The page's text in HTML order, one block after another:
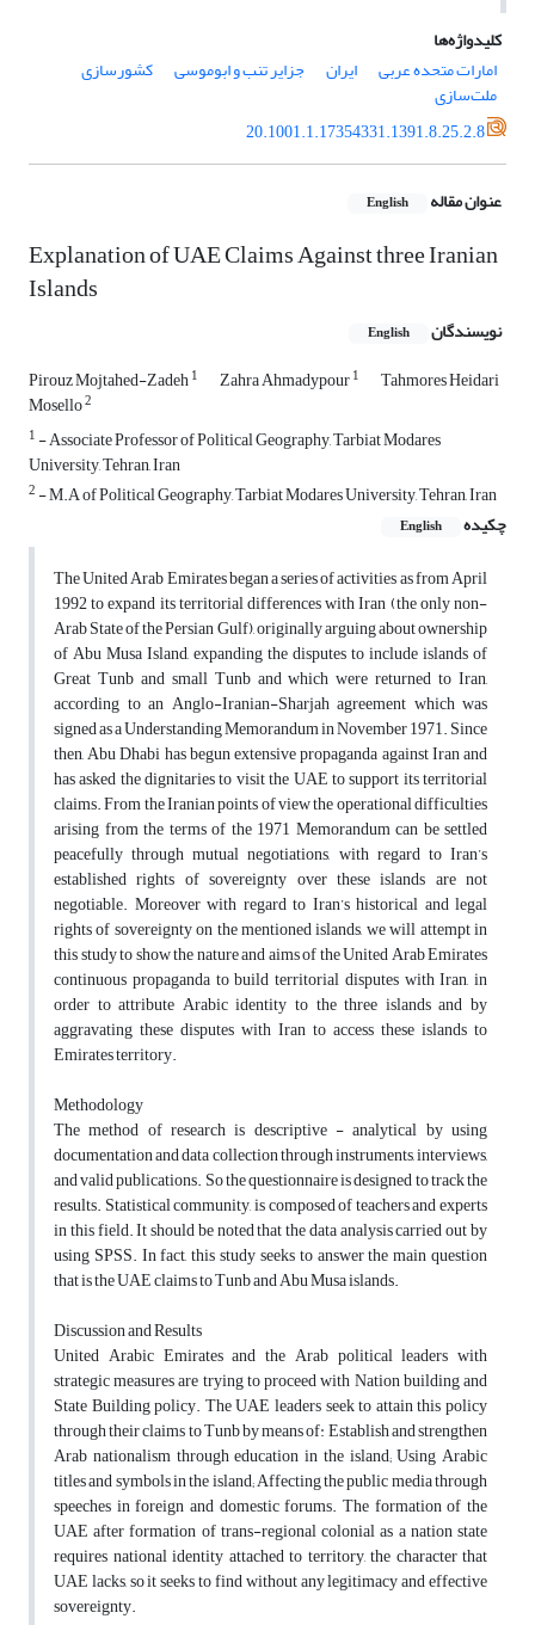
کلیدواژه‌ها
امارات متحده عربی
ایران جزایر تنب و ابوموسی کشورسازی
ملت‌سازی
20.1001.1.17354331.1391.8.25.2.8
عنوان مقاله English
Explanation of UAE Claims Against three Iranian
Islands
نویسندگان English
Pirouz Mojtahed-Zadeh1 Zahra Ahmadypour1 Tahmores Heidari
Mosello2
1 - Associate Professor of Political Geography, Tarbiat Modares
University, Tehran, Iran
2 - M.A of Political Geography, Tarbiat Modares University, Tehran, Iran
چکیده
English
The United Arab Emirates began a series of activities as from April
1992 to expand its territorial differences with Iran (the only non-
Arab State of the Persian Gulf), originally arguing about ownership
of Abu Musa Island, expanding the disputes to include islands of
Great Tunb and small Tunb and which were returned to Iran,
according to an Anglo-Iranian-Sharjah agreement which was
signed as a Understanding Memorandum in November 1971. Since
then, Abu Dhabi has begun extensive propaganda against Iran and
has asked the dignitaries to visit the UAE to support its territorial
claims. From the Iranian points of view the operational difficulties
arising from the terms of the 1971 Memorandum can be settled
peacefully through mutual negotiations, with regard to Iran’s
established rights of sovereignty over these islands are not
negotiable. Moreover with regard to Iran’s historical and legal
rights of sovereignty on the mentioned islands, we will attempt in
this study to show the nature and aims of the United Arab Emirates
continuous propaganda to build territorial disputes with Iran, in
order to attribute Arabic identity to the three islands and by
aggravating these disputes with Iran to access these islands to
Emirates territory.
Methodology
The method of research is descriptive - analytical by using
documentation and data collection through instruments, interviews,
and valid publications. So the questionnaire is designed to track the
results. Statistical community, is composed of teachers and experts
in this field. It should be noted that the data analysis carried out by
using SPSS. In fact, this study seeks to answer the main question
that is the UAE claims to Tunb and Abu Musa islands.
Discussion and Results
United Arabic Emirates and the Arab political leaders with
strategic measures are trying to proceed with Nation building and
State Building policy. The UAE leaders seek to attain this policy
through their claims to Tunb by means of: Establish and strengthen
Arab nationalism through education in the island; Using Arabic
titles and symbols in the island; Affecting the public media through
speeches in foreign and domestic forums. The formation of the
UAE after formation of trans-regional colonial as a nation state
requires national identity attached to territory, the character that
UAE lacks, so it seeks to find without any legitimacy and effective
sovereignty.